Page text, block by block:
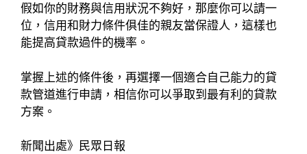
假如你的財務與信用狀況不夠好，那麼你可以請一
位，信用和財力條件俱佳的親友當保證人，這樣也
能提高貸款過件的機率。
掌握上述的條件後，再選擇一個適合自己能力的貸
款管道進行申請，相信你可以爭取到最有利的貸款
方案。
新聞出處》民眾日報